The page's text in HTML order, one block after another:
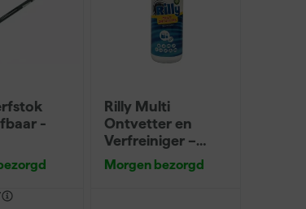
-
Rilly Multi
Ontvetter en
Verfreiniger –
0,5L
Morgen bezorgd